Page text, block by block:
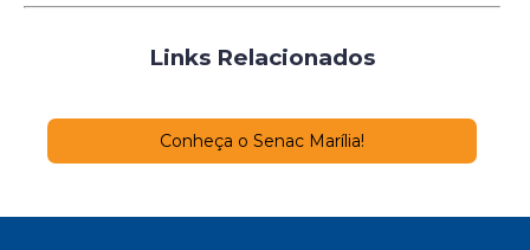
Links Relacionados
Conheça o Senac Marília!